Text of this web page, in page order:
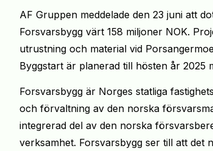
AF Gruppen meddelade den 23 juni att
Forsvarsbygg värt 158 miljoner NOK.
utrustning och material vid
Byggstart är planerad till hösten år 2025
Forsvarsbygg är Norges statliga
och förvaltning av den norska
integrerad del av den norska
verksamhet. Forsvarsbygg ser till att det